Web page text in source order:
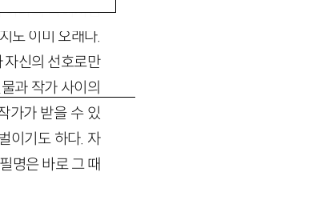
하나의 숙어처럼
도 이미 오래다.
자신의 선호로만
과 작가 사이의
가가 받을 수 있
이기도 하다. 자
명은 바로 그 때